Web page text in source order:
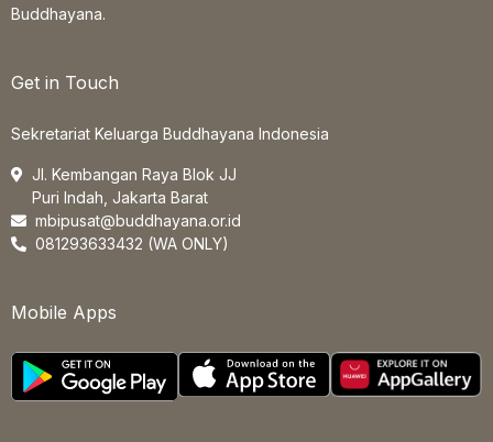
Buddhayana.
Get in Touch
Sekretariat Keluarga Buddhayana Indonesia
Jl. Kembangan Raya Blok JJ
Puri Indah, Jakarta Barat
mbipusat@buddhayana.or.id
081293633432 (WA ONLY)
Mobile Apps